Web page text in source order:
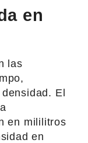
en
las
El
en mililitros
en